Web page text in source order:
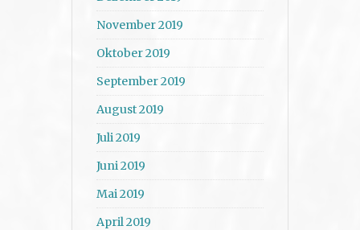
November 2019
Oktober 2019
September 2019
August 2019
Juli 2019
Juni 2019
Mai 2019
April 2019